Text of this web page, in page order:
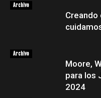
Archivo
Creando
Archivo
Moore,
para los
2024